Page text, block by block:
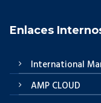
Enlaces
International
AMP CLOUD